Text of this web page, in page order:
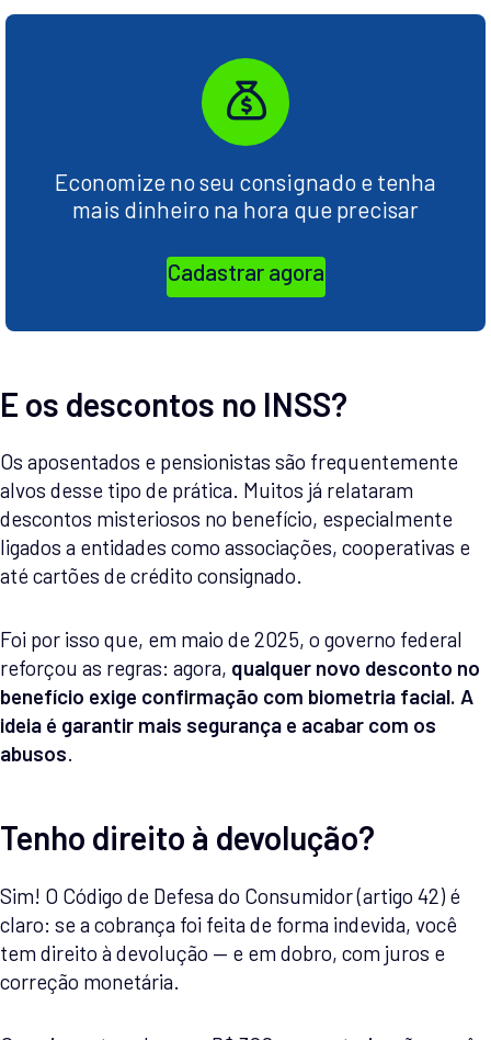
Economize no seu consignado e tenha
mais dinheiro na hora que precisar
Cadastrar agora
E os descontos no INSS?
Os aposentados e pensionistas são frequentemente
alvos desse tipo de prática. Muitos já relataram
descontos misteriosos no benefício, especialmente
ligados a entidades como associações, cooperativas e
até cartões de crédito consignado.
Foi por isso que, em maio de 2025, o governo federal
reforçou as regras: agora, qualquer novo desconto no
benefício exige confirmação com biometria facial. A
ideia é garantir mais segurança e acabar com os
abusos.
Tenho direito à devolução?
Sim! O Código de Defesa do Consumidor (artigo 42) é
claro: se a cobrança foi feita de forma indevida, você
tem direito à devolução — e em dobro, com juros e
correção monetária.